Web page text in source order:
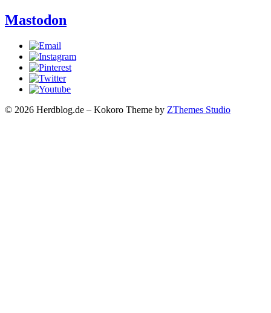
Mastodon
© 2026 Herdblog.de – Kokoro Theme by ZThemes Studio